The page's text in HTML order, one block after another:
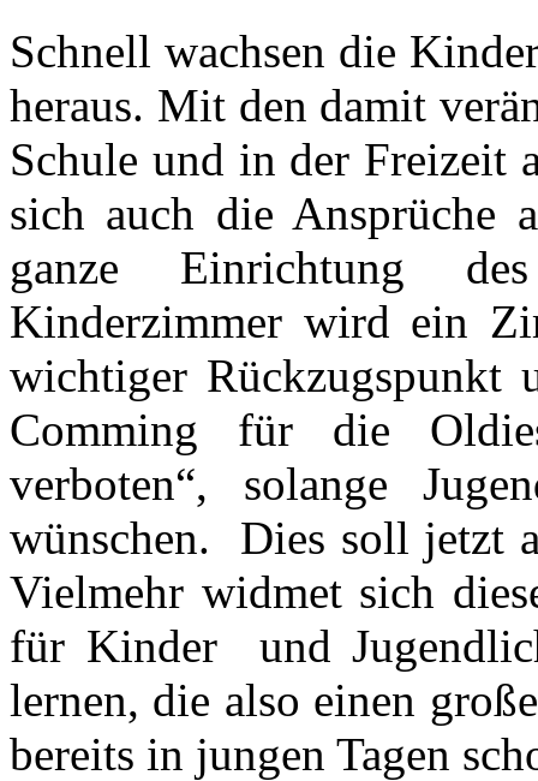
Schnell wachsen die
heraus. Mit den damit
Schule und in der Freizeit
sich auch die Ansprüche
ganze Einrichtung
Kinderzimmer wird ein
wichtiger Rückzugspunkt
Comming für die
verboten“, solange
wünschen. Dies soll jetzt
Vielmehr widmet sich
für Kinder und
lernen, die also einen
bereits in jungen Tagen